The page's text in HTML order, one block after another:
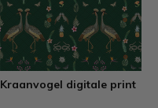
Kraanvogel digitale print